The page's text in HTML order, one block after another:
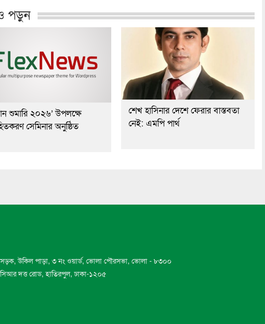
পড়ুন
শুমারি ২০২৬’ উপলক্ষে
সেমিনার অনুষ্ঠিত
শেখ হাসিনার দেশে ফেরার বাস্তবতা
নেই: এমপি পার্থ
উকিল পাড়া, ৩ নং ওয়ার্ড, ভোলা পৌরসভা, ভোলা - ৮৩০০
দত্ত রোড, হাতিরপুল, ঢাকা-১২০৫